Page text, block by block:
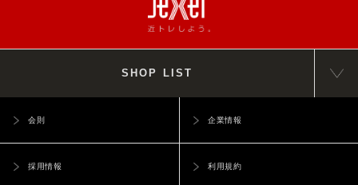
SHOP LIST
会則 企業情報
採用情報 利用規約